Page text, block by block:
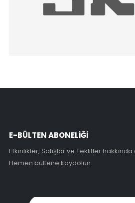
E-BÜLTEN ABONELİĞİ
Etkinlikler, Satışlar ve Teklifler
Hemen bültene kaydolun.